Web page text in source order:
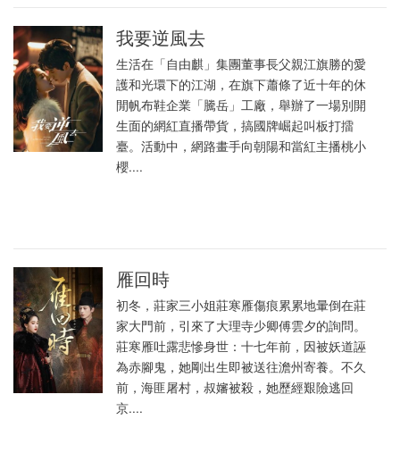
我要逆風去
生活在「自由麒」集團董事長父親江旗勝的愛
護和光環下的江湖，在旗下蕭條了近十年的休
閒帆布鞋企業「騰岳」工廠，舉辦了一場別開
生面的網紅直播帶貨，搞國牌崛起叫板打擂
臺。活動中，網路畫手向朝陽和當紅主播桃小
櫻....
雁回時
初冬，莊家三小姐莊寒雁傷痕累累地暈倒在莊
家大門前，引來了大理寺少卿傅雲夕的詢問。
莊寒雁吐露悲慘身世：十七年前，因被妖道誣
為赤腳鬼，她剛出生即被送往澹州寄養。不久
前，海匪屠村，叔嬸被殺，她歷經艱險逃回
京....